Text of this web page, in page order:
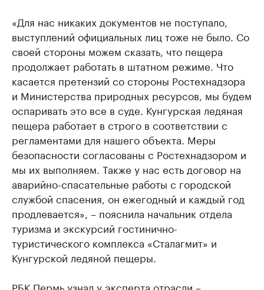
«Для нас никаких документов не поступало,
выступлений официальных лиц тоже не было. Со
своей стороны можем сказать, что пещера
продолжает работать в штатном режиме. Что
касается претензий со стороны Ростехнадзора
и Министерства природных ресурсов, мы будем
оспаривать это все в суде. Кунгурская ледяная
пещера работает в строго в соответствии с
регламентами для нашего объекта. Меры
безопасности согласованы с Ростехнадзором и
мы их выполняем. Также у нас есть договор на
аварийно-спасательные работы с городской
службой спасения, он ежегодный и каждый год
продлевается», – пояснила начальник отдела
туризма и экскурсий гостинично-
туристического комплекса «Сталагмит» и
Кунгурской ледяной пещеры.
РБК Пермь узнал у эксперта отрасли –